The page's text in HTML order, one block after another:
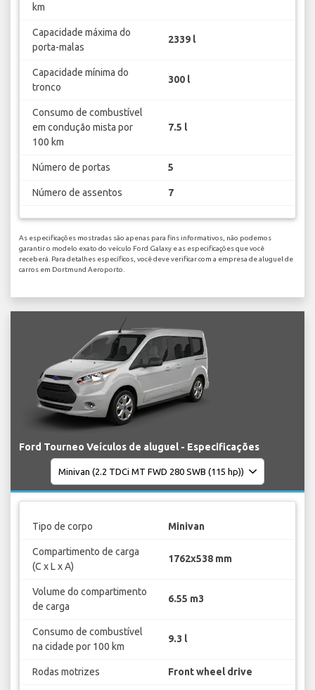
km
Capacidade máxima do
porta-malas
2339 l
Capacidade mínima do
tronco
300 l
Consumo de combustível
em condução mista por
100 km
7.5 l
Número de portas 5
Número de assentos 7
As especificações mostradas são apenas para fins informativos, não podemos
garantir o modelo exato do veículo Ford Galaxy e as especificações que você
receberá. Para detalhes específicos, você deve verificar com a empresa de aluguel de
carros em Dortmund Aeroporto.
Ford Tourneo Veículos de aluguel - Especificações
Tipo de corpo Minivan
Compartimento de carga
(C x L x A)
1762x538 mm
Volume do compartimento
de carga
6.55 m3
Consumo de combustível
na cidade por 100 km
9.3 l
Rodas motrizes Front wheel drive